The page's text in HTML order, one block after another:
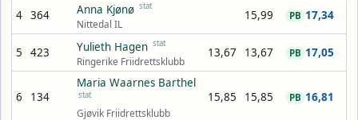
4 364 Anna Kjønø stat
Nittedal IL
15,99 17,34
PB
5 423 Yulieth Hagen stat
Ringerike Friidrettsklubb
13,67 13,67 17,05
PB
6 134
Maria Waarnes Barthel
stat
Gjøvik Friidrettsklubb
15,85 15,85 16,81
PB